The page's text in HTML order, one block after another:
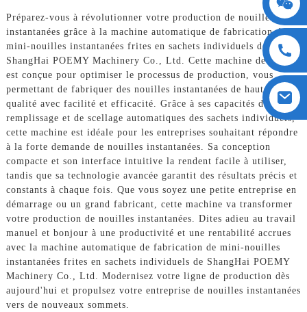
Préparez-vous à révolutionner votre production de nouilles
instantanées grâce à la machine automatique de fabrication de
mini-nouilles instantanées frites en sachets individuels de
ShangHai POEMY Machinery Co., Ltd. Cette machine de pointe
est conçue pour optimiser le processus de production, vous
permettant de fabriquer des nouilles instantanées de haute
qualité avec facilité et efficacité. Grâce à ses capacités de
remplissage et de scellage automatiques des sachets individuels,
cette machine est idéale pour les entreprises souhaitant répondre
à la forte demande de nouilles instantanées. Sa conception
compacte et son interface intuitive la rendent facile à utiliser,
tandis que sa technologie avancée garantit des résultats précis et
constants à chaque fois. Que vous soyez une petite entreprise en
démarrage ou un grand fabricant, cette machine va transformer
votre production de nouilles instantanées. Dites adieu au travail
manuel et bonjour à une productivité et une rentabilité accrues
avec la machine automatique de fabrication de mini-nouilles
instantanées frites en sachets individuels de ShangHai POEMY
Machinery Co., Ltd. Modernisez votre ligne de production dès
aujourd'hui et propulsez votre entreprise de nouilles instantanées
vers de nouveaux sommets.